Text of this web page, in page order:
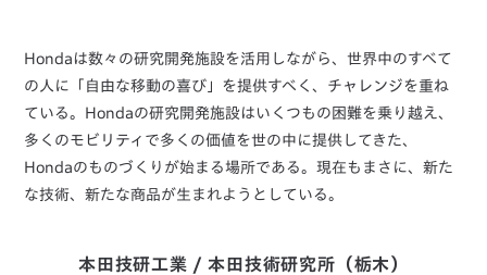
Hondaは数々の研究開発施設を活用しながら、世界中のすべて
の人に「自由な移動の喜び」を提供すべく、チャレンジを重ね
ている。Hondaの研究開発施設はいくつもの困難を乗り越え、
多くのモビリティで多くの価値を世の中に提供してきた、
Hondaのものづくりが始まる場所である。現在もまさに、新た
な技術、新たな商品が生まれようとしている。
本田技研工業 / 本田技術研究所（栃木）